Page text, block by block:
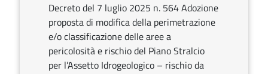
Decreto del 7 luglio 2025 n. 564 Adozione
proposta di modifica della perimetrazione
e/o classificazione delle aree a
pericolosità e rischio del Piano Stralcio
per l’Assetto Idrogeologico – rischio da